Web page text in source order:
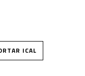
ICAL